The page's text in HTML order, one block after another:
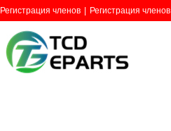
Регистрация членов Регистрация членов